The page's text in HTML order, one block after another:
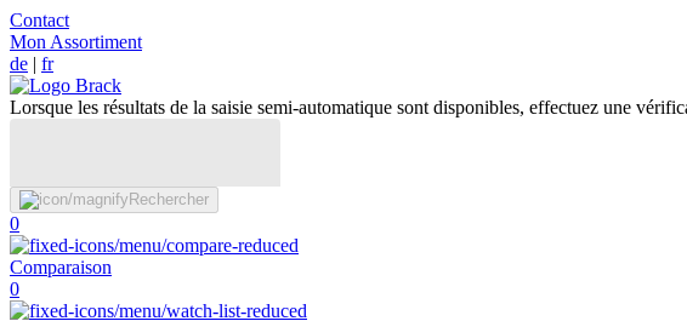
Contact
Mon Assortiment
de | fr
Lorsque les résultats de la saisie semi-automatique sont disponibles, effectuez une
Rechercher
0
Comparaison
0